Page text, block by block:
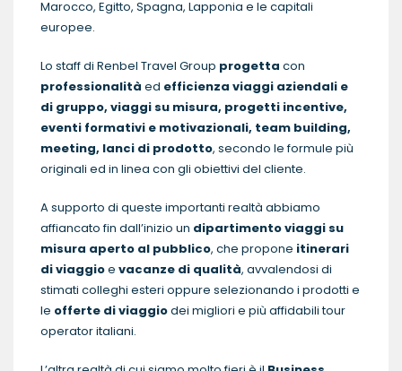
Marocco, Egitto, Spagna, Lapponia e le capitali
europee.
Lo staff di Renbel Travel Group progetta con
professionalità ed efficienza viaggi aziendali e
di gruppo, viaggi su misura, progetti incentive,
eventi formativi e motivazionali, team building,
meeting, lanci di prodotto, secondo le formule più
originali ed in linea con gli obiettivi del cliente.
A supporto di queste importanti realtà abbiamo
affiancato fin dall’inizio un dipartimento viaggi su
misura aperto al pubblico, che propone itinerari
di viaggioe vacanze di qualità, avvalendosi di
stimati colleghi esteri oppure selezionando i prodotti e
le offerte di viaggiodei migliori e più affidabili tour
operator italiani.